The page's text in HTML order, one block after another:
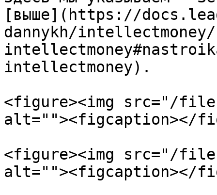
[выше](https://
dannykh/
intellectmoney).
<figure><img src="/
alt=""><figcaption></
<figure><img src="/
alt=""><figcaption></